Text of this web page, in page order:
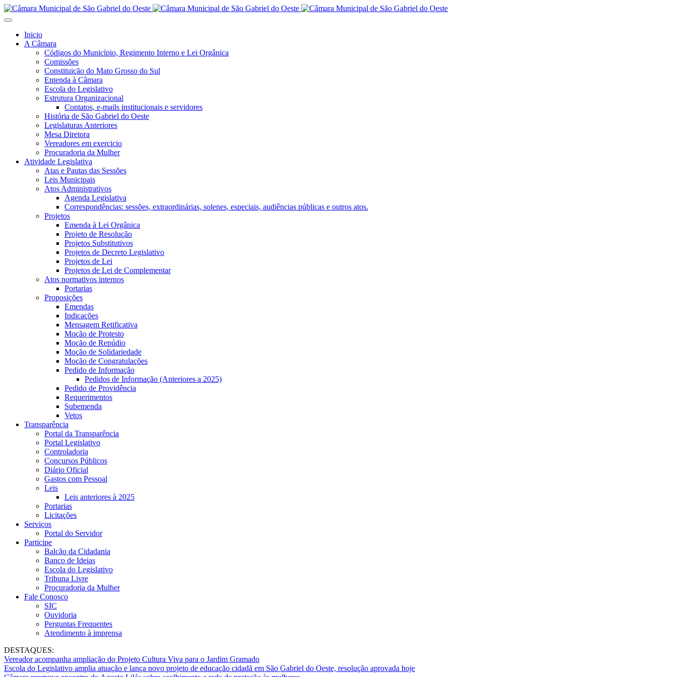
Inicio
A Câmara
Códigos do Município, Regimento Interno e Lei Orgânica
Comissões
Constituição do Mato Grosso do Sul
Entenda à Câmara
Escola do Legislativo
Estrutura Organizacional
Contatos, e-mails institucionais e servidores
História de São Gabriel do Oeste
Legislaturas Anteriores
Mesa Diretora
Vereadores em exercicio
Procuradoria da Mulher
Atividade Legislativa
Atas e Pautas das Sessões
Leis Municipais
Atos Administrativos
Agenda Legislativa
Correspondências: sessões, extraordinárias, solenes, especiais, audiências públicas e outros atos.
Projetos
Emenda à Lei Orgânica
Projeto de Resolução
Projetos Substitutivos
Projetos de Decreto Legislativo
Projetos de Lei
Projetos de Lei de Complementar
Atos normativos internos
Portarias
Proposições
Emendas
Indicações
Mensagem Retificativa
Moção de Protesto
Moção de Repúdio
Moção de Solidariedade
Moção de Congratulações
Pedido de Informação
Pedidos de Informação (Anteriores a 2025)
Pedido de Providência
Requerimentos
Subemenda
Vetos
Transparência
Portal da Transparência
Portal Legislativo
Controladoria
Concursos Públicos
Diário Oficial
Gastos com Pessoal
Leis
Leis anteriores à 2025
Portarias
Licitações
Serviços
Portal do Servidor
Participe
Balcão da Cidadania
Banco de Ideias
Escola do Legislativo
Tribuna Livre
Procuradoria da Mulher
Fale Conosco
SIC
Ouvidoria
Perguntas Frequentes
Atendimento à imprensa
DESTAQUES:
Vereador acompanha ampliação do Projeto Cultura Viva para o Jardim Gramado
Escola do Legislativo amplia atuação e lança novo projeto de educação cidadã em São Gabriel do Oeste, resolução aprovada hoje